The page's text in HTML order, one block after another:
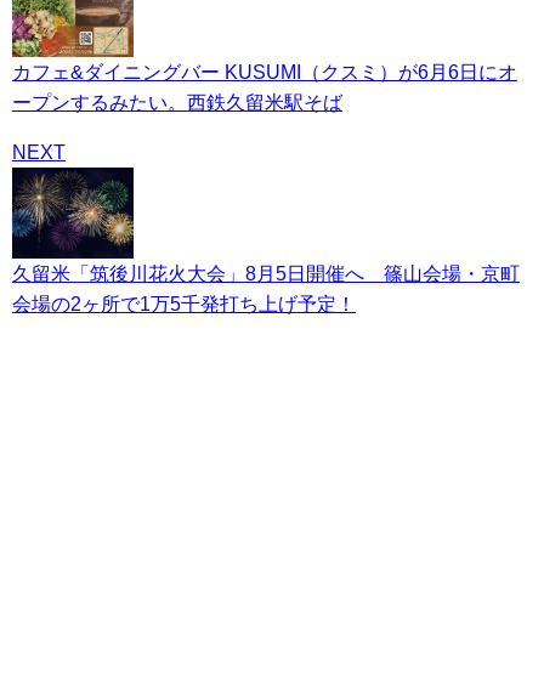
カフェ&ダイニングバー KUSUMI（クスミ）が6月6日にオ
ープンするみたい。西鉄久留米駅そば
NEXT
久留米「筑後川花火大会」8月5日開催へ 篠山会場・京町
会場の2ヶ所で1万5千発打ち上げ予定！